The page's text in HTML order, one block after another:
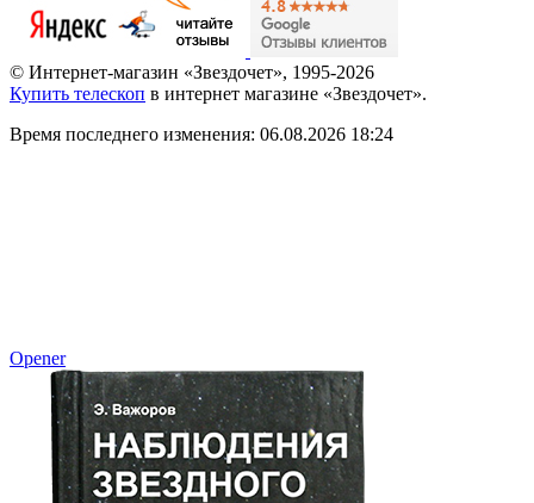
© Интернет-магазин «Звездочет», 1995-2026
Купить телескоп в интернет магазине «Звездочет».
Время последнего изменения: 06.08.2026 18:24
Opener